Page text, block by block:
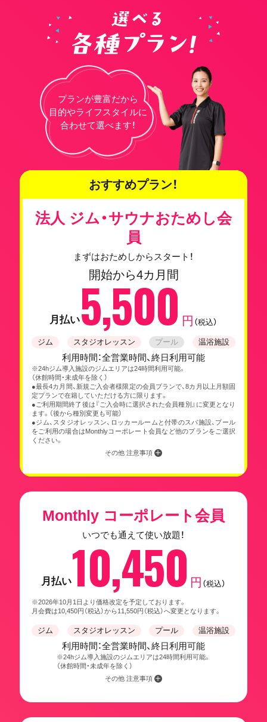
プランが豊富だから
目的やライフスタイルに
合わせて選べます！
おすすめプラン！
法人 ジム・サウナおためし会
員
まずはおためしからスタート！
開始から4カ月間
月払い5,500 円 （税込）
ジム スタジオレッスン プール 温浴施設
利用時間：全営業時間、終日利用可能
※24hジム導入施設のジムエリアは24時間利用可能。
（休館時間・未成年を除く）
●最長4カ月間、新規ご入会者様限定の会員プランで、8カ月以上月額固
定プランで在籍していただける方に限ります。
●ご利用期間終了後は『ご入会時に選択された会員種別』に変更となり
ます。（後から種別変更も可能）
●ジム、スタジオレッスン、ロッカールームと付帯のスパ施設、プール
をご利用の場合はMonthlyコーポレート会員など他のプランをご選択
ください。
その他 注意事項
Monthly コーポレート会員
いつでも通えて使い放題！
月払い10,450 円 （税込）
※2026年10月1日より価格改定を予定しております。
月会費は10,450円（税込）から11,550円（税込）へ変更となります。
ジム スタジオレッスン プール 温浴施設
利用時間：全営業時間、終日利用可能
※24hジム導入施設のジムエリアは24時間利用可能。
（休館時間・未成年を除く）
その他 注意事項